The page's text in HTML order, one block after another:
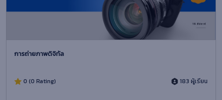
การถ่ายภาพดิจิทัล
0 (0 Rating) 183 ผู้เรียน